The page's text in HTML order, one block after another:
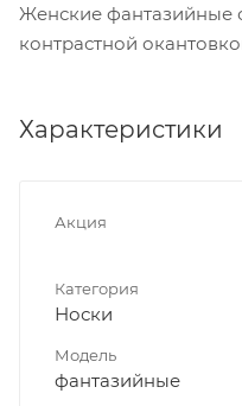
Женские фантазийные
контрастной
Характеристики
Акция
Категория
Носки
Модель
фантазийные